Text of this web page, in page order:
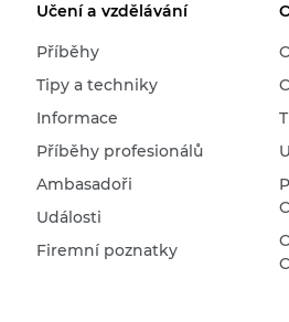
Učení a vzdělávání
Příběhy
Tipy a techniky
Informace
Příběhy profesionálů
Ambasadoři
Události
Firemní poznatky